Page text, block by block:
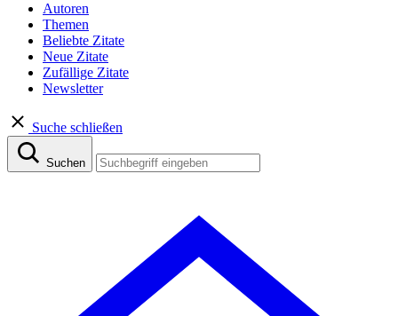
Autoren
Themen
Beliebte Zitate
Neue Zitate
Zufällige Zitate
Newsletter
Suche schließen
Suchen